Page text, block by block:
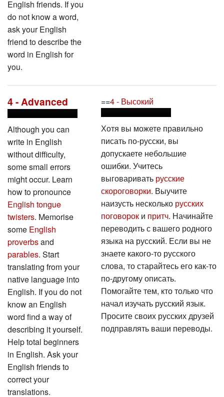
English friends. If you
do not know a word,
ask your English
friend to describe the
word in English for
you.
4 - Advanced
Although you can
write in English
without difficulty,
some small errors
might occur. Learn
how to pronounce
English tongue
twisters . Memorise
some English
proverbs and
parables . Start
translating from your
native language into
English. If you do not
know an English
word find a way of
describing it yourself.
Help total beginners
in English. Ask your
English friends to
correct your
translations.
==4 - Высокий
Хотя вы можете правильно
писать по-русски, вы
допускаете небольшие
ошибки. Учитесь
выговаривать русские
скороговорки . Выучите
наизусть несколько русских
поговороки притч. Начинайте
переводить с вашего родного
языка на русский. Если вы не
знаете какого-то русского
слова, то старайтесь его как-то
по-другому описать.
Помогайте тем, кто только что
начал изучать русский язык.
Просите своих русских друзей
подправлять ваши переводы.